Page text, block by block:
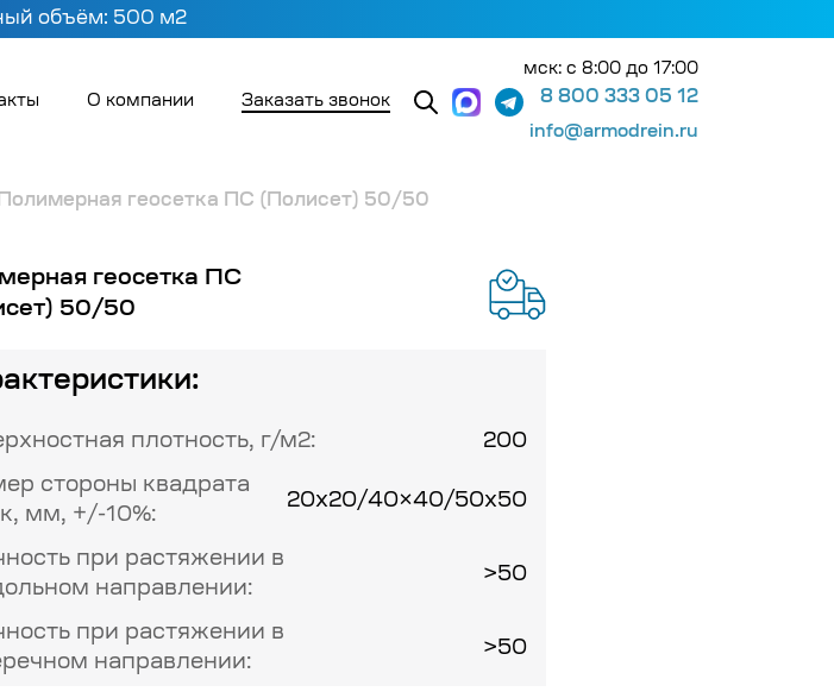
О компании Заказать звонок
мск: с 8:00 до 17:00
8 800 333 05 12
info@armodrein.ru
Полимерная геосетка ПС (Полисет) 50/50
геосетка ПС
50/50
плотность, г/м2: 200
стороны квадрата
мм, +/-10%:
20х20/40×40/50х50
при растяжении в
направлении:
>50
при растяжении в
направлении:
>50
объём: 500 м2